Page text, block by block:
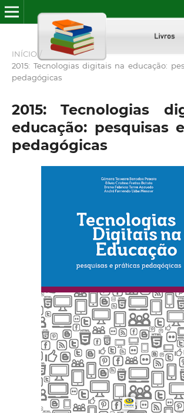
INÍCIO /
2015: Tecnologias digitais na educação:
pedagógicas
2015: Tecnologias
educação: pesquisas
pedagógicas